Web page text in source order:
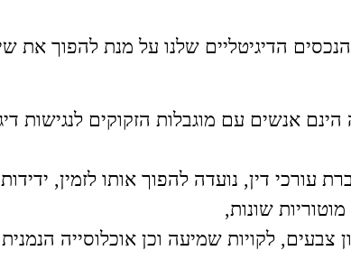
הדיגיטליים שלנו על מנת להפוך את
האוכלוסייה הינם אנשים עם מוגבלות הזקוקים
דין, נועדה להפוך אותו לזמין,
שונות,
צבעים, לקויות שמיעה וכן אוכלוסייה